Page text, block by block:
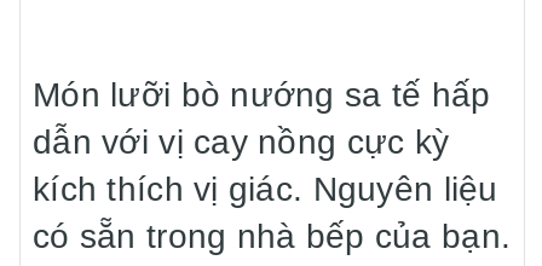
Món lưỡi bò nướng sa tế hấp
dẫn với vị cay nồng cực kỳ
kích thích vị giác. Nguyên liệu
có sẵn trong nhà bếp của bạn.